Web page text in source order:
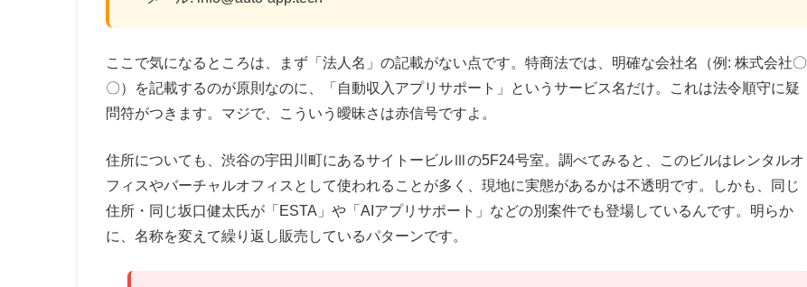
ここで気になるところは、まず「法人名」の記載がない点です。特商法では、明確な会社名（例: 株式会社〇
〇）を記載するのが原則なのに、「自動収入アプリサポート」というサービス名だけ。これは法令順守に疑
問符がつきます。マジで、こういう曖昧さは赤信号ですよ。
住所についても、渋谷の宇田川町にあるサイトービルⅢの5F24号室。調べてみると、このビルはレンタルオ
フィスやバーチャルオフィスとして使われることが多く、現地に実態があるかは不透明です。しかも、同じ
住所・同じ坂口健太氏が「ESTA」や「AIアプリサポート」などの別案件でも登場しているんです。明らか
に、名称を変えて繰り返し販売しているパターンです。